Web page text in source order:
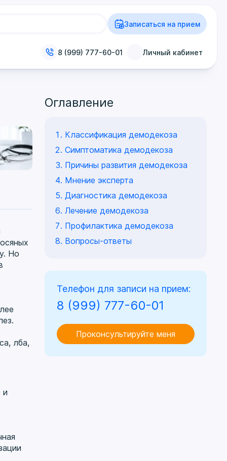
Записаться на прием
8 (999) 777-60-01 Личный кабинет
Но
лба,
и
Оглавление
Классификация демодекоза
Симптоматика демодекоза
Причины развития демодекоза
Мнение эксперта
Диагностика демодекоза
Лечение демодекоза
Профилактика демодекоза
Вопросы-ответы
Телефон для записи на прием:
8 (999) 777-60-01
Проконсультируйте меня